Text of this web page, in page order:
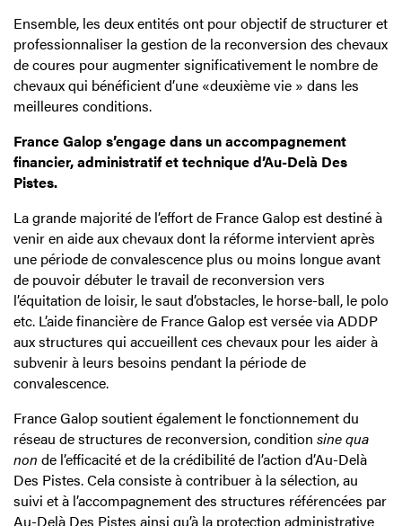
Ensemble, les deux entités ont pour objectif de structurer et
professionnaliser la gestion de la reconversion des chevaux
de coures pour augmenter significativement le nombre de
chevaux qui bénéficient d’une «deuxième vie » dans les
meilleures conditions.
France Galop s’engage dans un accompagnement
financier, administratif et techniqued’Au-Delà Des
Pistes.
La grande majorité de l’effort de France Galop est destiné à
venir en aide aux chevaux dont la réforme intervient après
une période de convalescence plus ou moins longue avant
de pouvoir débuter le travail de reconversion vers
l’équitation de loisir, le saut d’obstacles, le horse-ball, le polo
etc. L’aide financière de France Galop est versée via ADDP
aux structures qui accueillent ces chevaux pour les aider à
subvenir à leurs besoins pendant la période de
convalescence.
France Galop soutient également le fonctionnement du
réseau de structures de reconversion, condition sine qua
non de l’efficacité et de la crédibilité de l’action d’Au-Delà
Des Pistes. Cela consiste à contribuer à la sélection, au
suivi et à l’accompagnement des structures référencées par
Au-Delà Des Pistes ainsi qu’à la protection administrative